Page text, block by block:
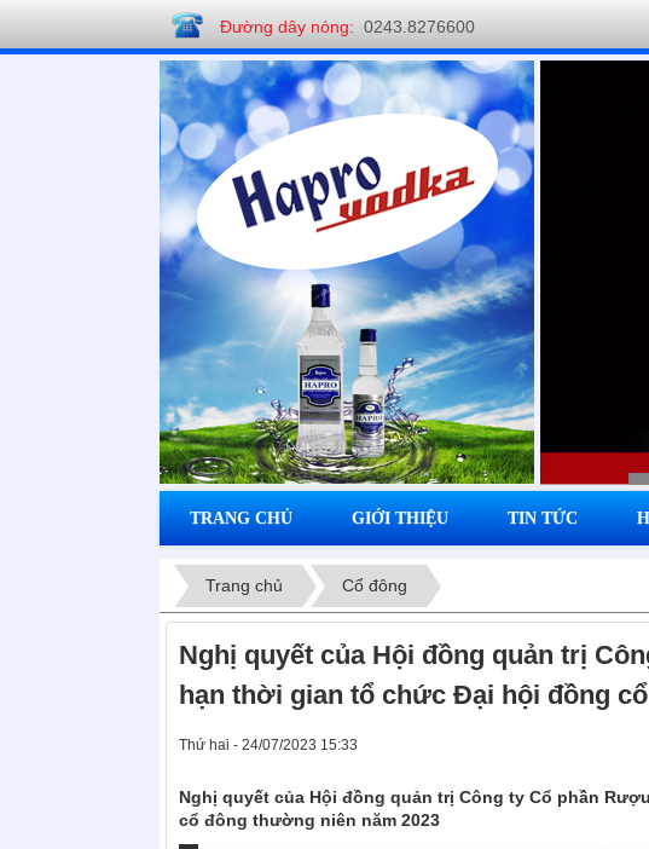
Đường dây nóng: 0243.8276600
Công ty CP Rượu Hapro
TRANG CHỦ GIỚI THIỆU TIN TỨC
Trang chủ Cổ đông
Nghị quyết của Hội đồng quản trị
hạn thời gian tổ chức Đại hội đồng
Thứ hai - 24/07/2023 15:33
Nghị quyết của Hội đồng quản trị Công ty Cổ phần
cổ đông thường niên năm 2023